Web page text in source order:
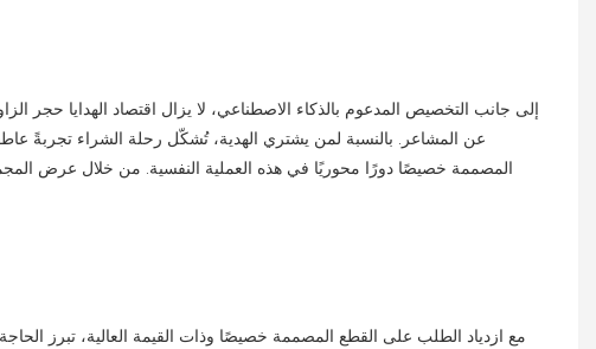
إلى جانب التخصيص المدعوم بالذكاء الاصطناعي، لا يزال اقتصاد الهدايا حجر
عن المشاعر. بالنسبة لمن يشتري الهدية، تُشكّل رحلة الشراء تجربةً
المصممة خصيصًا دورًا محوريًا في هذه العملية النفسية. من خلال عرض
مع ازدياد الطلب على القطع المصممة خصيصًا وذات القيمة العالية، تبرز